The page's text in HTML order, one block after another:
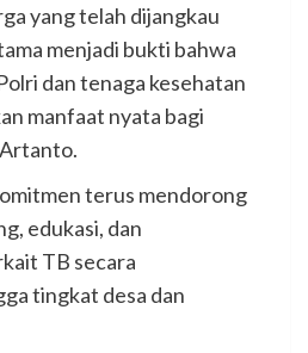
yang telah dijangkau
menjadi bukti bahwa
dan tenaga kesehatan
manfaat nyata bagi
terus mendorong
edukasi, dan
TB secara
tingkat desa dan